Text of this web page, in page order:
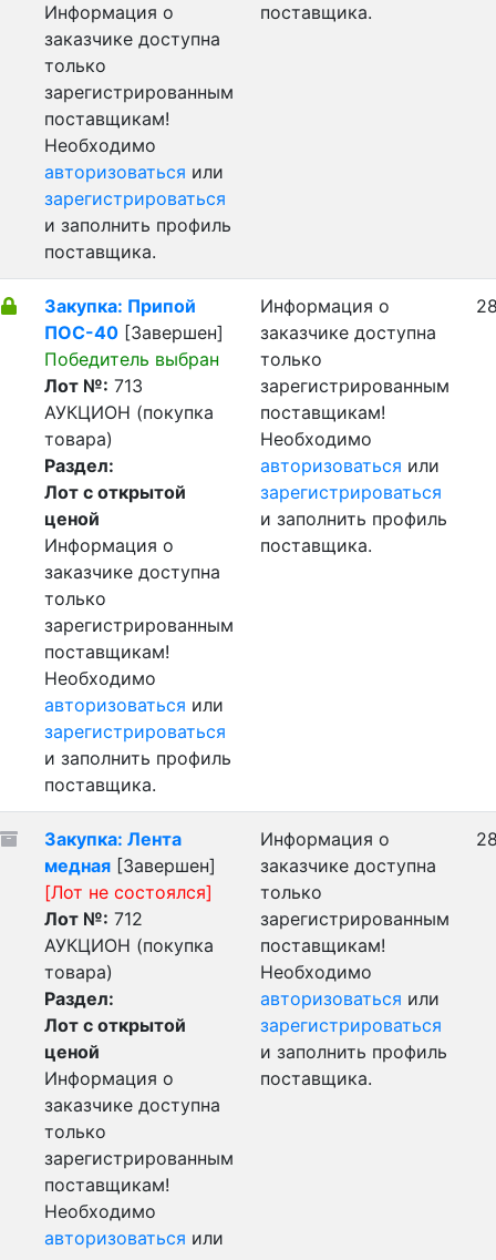
Информация о
заказчике доступна
только
зарегистрированным
поставщикам!
Необходимо
авторизоваться или
зарегистрироваться
и заполнить профиль
поставщика.
поставщика.
Закупка: Припой
ПОС-40 [Завершен]
Победитель выбран
Лот №: 713
АУКЦИОН (покупка
товара)
Раздел:
Лот с открытой
ценой
Информация о
заказчике доступна
только
зарегистрированным
поставщикам!
Необходимо
авторизоваться или
зарегистрироваться
и заполнить профиль
поставщика.
Информация о
заказчике доступна
только
зарегистрированным
поставщикам!
Необходимо
авторизоваться или
зарегистрироваться
и заполнить профиль
поставщика.
Закупка: Лента
медная [Завершен]
[Лот не состоялся]
Лот №: 712
АУКЦИОН (покупка
товара)
Раздел:
Лот с открытой
ценой
Информация о
заказчике доступна
только
зарегистрированным
поставщикам!
Необходимо
авторизоваться или
Информация о
заказчике доступна
только
зарегистрированным
поставщикам!
Необходимо
авторизоваться или
зарегистрироваться
и заполнить профиль
поставщика.